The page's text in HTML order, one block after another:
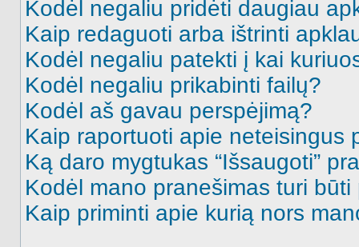
Kodėl negaliu pridėti daugiau
Kaip redaguoti arba ištrinti
Kodėl negaliu patekti į kai
Kodėl negaliu prikabinti failų?
Kodėl aš gavau perspėjimą?
Kaip raportuoti apie neteisingus
Ką daro mygtukas “Išsaugoti”
Kodėl mano pranešimas turi būti
Kaip priminti apie kurią nors